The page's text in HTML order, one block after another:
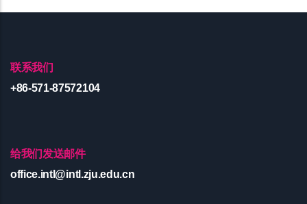
联系我们
+86-571-87572104
给我们发送邮件
office.intl@intl.zju.edu.cn